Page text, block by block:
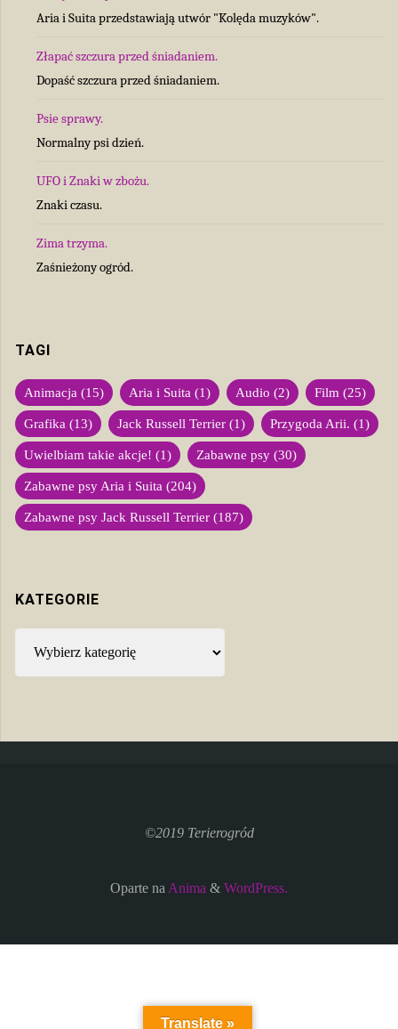
Aria i Suita przedstawiają utwór "Kolęda muzyków".
Złapać szczura przed śniadaniem.
Dopaść szczura przed śniadaniem.
Psie sprawy.
Normalny psi dzień.
UFO i Znaki w zbożu.
Znaki czasu.
Zima trzyma.
Zaśnieżony ogród.
TAGI
Animacja (15) Aria i Suita (1) Audio (2) Film (25)
Grafika (13) Jack Russell Terrier (1) Przygoda Arii. (1)
Uwielbiam takie akcje! (1) Zabawne psy (30)
Zabawne psy Aria i Suita (204)
Zabawne psy Jack Russell Terrier (187)
KATEGORIE
©2019 Terierogród
Oparte naAnima & WordPress.
Translate »